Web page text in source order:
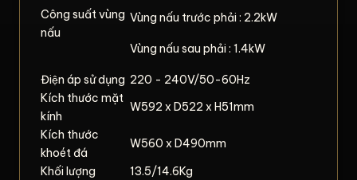
Công suất vùng
nấu
Vùng nấu trước phải : 2.2kW
Vùng nấu sau phải : 1.4kW
Điện áp sử dụng 220 - 240V/50-60Hz
Kích thước mặt
kính
W592 x D522 x H51mm
Kích thước
khoét đá
W560 x D490mm
Khối lượng
13.5/14.6Kg